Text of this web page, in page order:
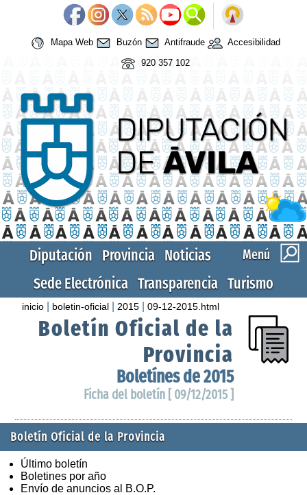
Mapa Web Buzón Antifraude
Accesibilidad
920 357 102
Menú
Diputación Provincia Noticias
Sede Electrónica Transparencia Turismo
inicio boletin-oficial 2015 |09-12-2015.html
Boletín Oficial de la
Provincia
Boletínes de 2015
Ficha del boletín [ 09/12/2015 ]
Boletín Oficial de la Provincia
Último boletín
Boletines por año
Envío de anuncios al B.O.P.